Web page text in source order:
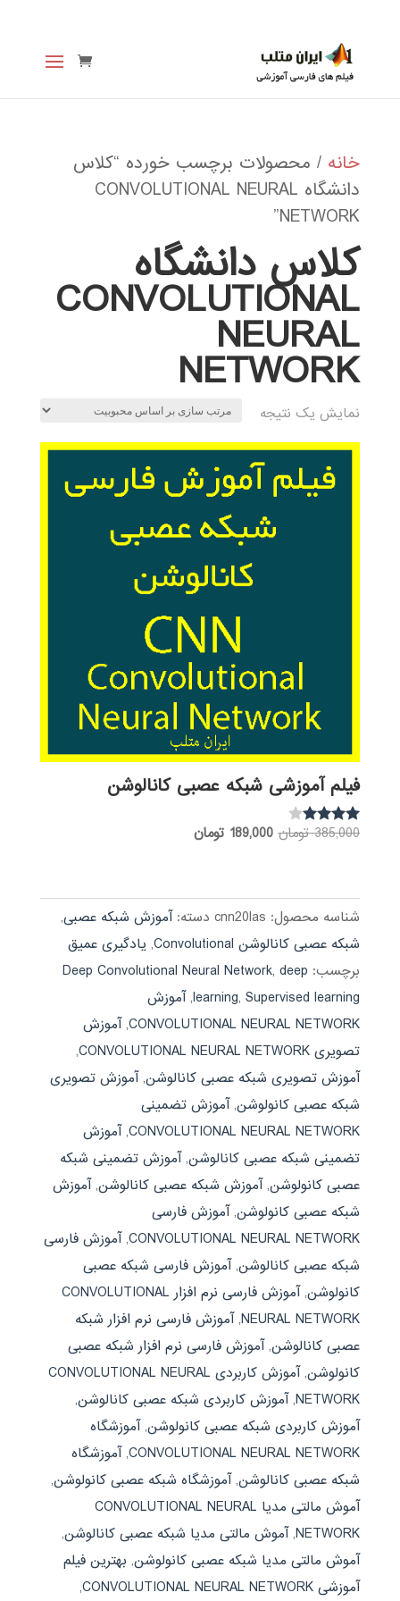
خانه / محصولات برچسب خورده “کلاس
دانشگاه CONVOLUTIONAL NEURAL
NETWORK”
کلاس دانشگاه
CONVOLUTIONAL
NEURAL
NETWORK
نمایش یک نتیجه
فیلم آموزشی شبکه عصبی کانالوشن
نمره
385,000 تومان قیمت
بود.
189,000 تومانقیمت
شناسه محصول: cnn20las دسته:آموزش شبکه عصبی,
شبکه عصبی کانالوشن Convolutional
, یادگیری عمیق
برچسب:
Deep Convolutional Neural Network,deep
learning,Supervised learning
,آموزش
CONVOLUTIONAL NEURAL NETWORK
,آموزش
تصویری CONVOLUTIONAL NEURAL NETWORK
,
آموزش تصویری شبکه عصبی کانالوشن,آموزش تصویری
شبکه عصبی کانولوشن,آموزش تضمینی
CONVOLUTIONAL NEURAL NETWORK
,آموزش
تضمینی شبکه عصبی کانالوشن,آموزش تضمینی شبکه
عصبی کانولوشن,آموزش شبکه عصبی کانالوشن,آموزش
شبکه عصبی کانولوشن,آموزش فارسی
CONVOLUTIONAL NEURAL NETWORK
,آموزش فارسی
شبکه عصبی کانالوشن,آموزش فارسی شبکه عصبی
کانولوشن,
آموزش فارسی نرم افزار CONVOLUTIONAL
NEURAL NETWORK
,آموزش فارسی نرم افزار شبکه
عصبی کانالوشن,آموزش فارسی نرم افزار شبکه عصبی
کانولوشن,
آموزش کاربردی CONVOLUTIONAL NEURAL
NETWORK
,آموزش کاربردی شبکه عصبی کانالوشن,
آموزش کاربردی شبکه عصبی کانولوشن,آموزشگاه
CONVOLUTIONAL NEURAL NETWORK
,آموزشگاه
شبکه عصبی کانالوشن,آموزشگاه شبکه عصبی کانولوشن,
آموش مالتی مدیا CONVOLUTIONAL NEURAL
NETWORK
,آموش مالتی مدیا شبکه عصبی کانالوشن,
آموش مالتی مدیا شبکه عصبی کانولوشن, بهترین فیلم
آموزشی CONVOLUTIONAL NEURAL NETWORK
,